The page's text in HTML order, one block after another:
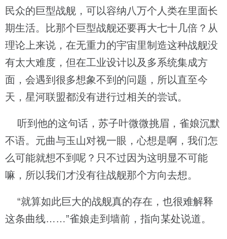
民众的巨型战舰，可以容纳八万个人类在里面长
期生活。比那个巨型战舰还要再大七十几倍？从
理论上来说，在无重力的宇宙里制造这种战舰没
有太大难度，但在工业设计以及多系统集成方
面，会遇到很多想象不到的问题，所以直至今
天，星河联盟都没有进行过相关的尝试。
听到他的这句话，苏子叶微微挑眉，雀娘沉默
不语。元曲与玉山对视一眼，心想是啊，我们怎
么可能就想不到呢？只不过因为这明显不可能
嘛，所以我们才没有往战舰那个方向去想。
“就算如此巨大的战舰真的存在，也很难解释
这条曲线……”雀娘走到墙前，指向某处说道。